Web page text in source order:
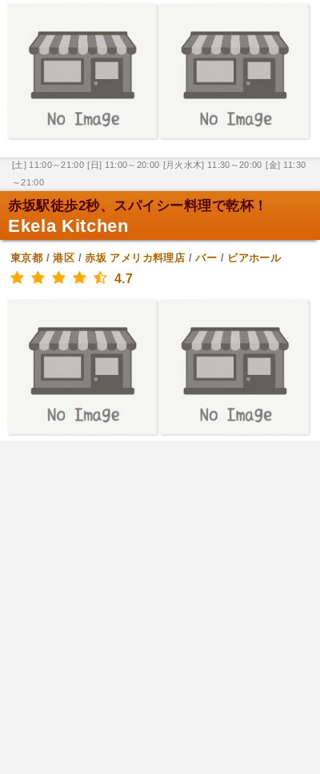
[土] 11:00～21:00 [日] 11:00～20:00 [月火水木] 11:30～20:00 [金] 11:30
～21:00
赤坂駅徒歩2秒、スパイシー料理で乾杯！
Ekela Kitchen
東京都 /港区 /赤坂 アメリカ料理店 /バー / ビアホール
4.7